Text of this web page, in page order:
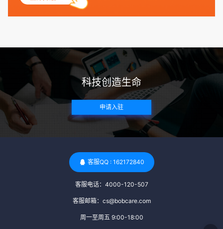
捐赠者及其家庭成员需要无严重的遗传病史、精神病史和传染
病史。这通常需要通过基因检测、家族史调查和医疗记录审查
带任何可传染给受卵者的病原体。 药物与生活习惯：捐赠者需
要是非尼古丁使用者、非吸烟者、非吸毒者，并且未使用可能
影响卵子质量的药物，如某些精神药物和避孕植入物。 学历与
心理标准 学历要求：部分卵子库对捐赠者的学历有一定要求，
但这并非普遍标准。一些卵子库可能更倾向于选择受过高等教
育的女性作为捐赠者，但这并不是绝对的筛选条件。 心理状态
评估：捐赠者需要进行心理状态评估，以确定其对捐赠过程的
于确保捐赠者在捐赠过程中保持积极的心态，并理解其捐赠行
为的意义。 其他标准 责任心与沟通能力：由于捐卵过程的时
间不确定性，捐赠者需要有责任心，善于沟通，并尊重预约和
时间表。这有助于确保捐赠周期的顺利进行，并保障受卵者的
科技创造生命
申请入驻
客服QQ : 162172840
客服电话：4000-120-507
客服邮箱：cs@bobcare.com
周一至周五 9:00-18:00